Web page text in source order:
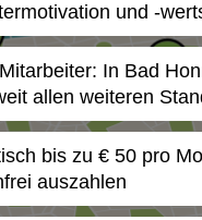
und -
In Bad
allen weiteren
bis zu € 50 pro
auszahlen